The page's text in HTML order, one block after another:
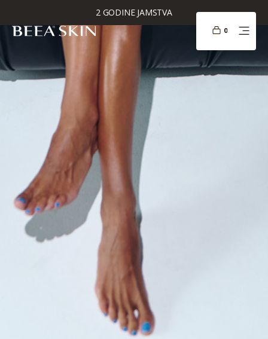
10.000+ ZADOVOLJNIH KUPACA
0